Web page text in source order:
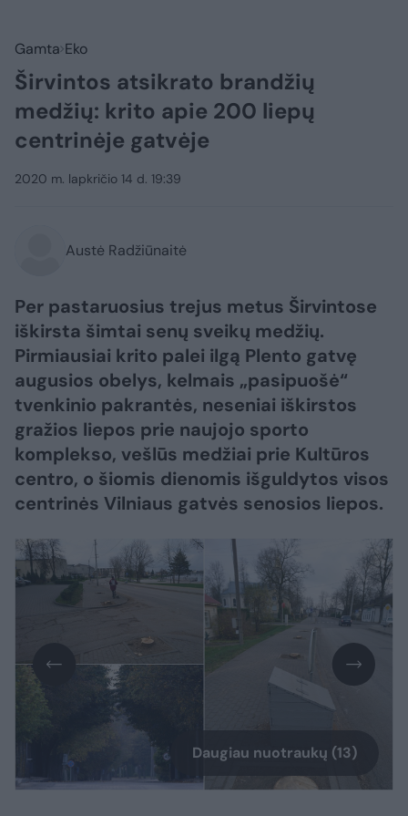
Gamta Eko
Širvintos atsikrato brandžių
medžių: krito apie 200 liepų
centrinėje gatvėje
2020 m. lapkričio 14 d. 19:39
Austė Radžiūnaitė
Per pastaruosius trejus metus Širvintose
iškirsta šimtai senų sveikų medžių.
Pirmiausiai krito palei ilgą Plento gatvę
augusios obelys, kelmais „pasipuošė“
tvenkinio pakrantės, neseniai iškirstos
gražios liepos prie naujojo sporto
komplekso, vešlūs medžiai prie Kultūros
centro, o šiomis dienomis išguldytos visos
centrinės Vilniaus gatvės senosios liepos.
Daugiau nuotraukų (13)